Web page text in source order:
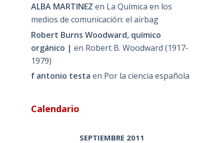
ALBA MARTINEZ en La Química en los
medios de comunicación: el airbag
Robert Burns Woodward, químico
orgánico | en Robert B. Woodward (1917-
1979)
f antonio testa en Por la ciencia española
Calendario
SEPTIEMBRE 2011